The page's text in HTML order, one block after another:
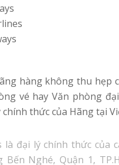
hàng không thu hẹp
vé hay Văn phòng
thức của Hãng tại
là đại lý chính thức của
Bến Nghé, Quận 1,